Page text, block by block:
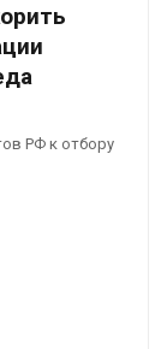
РФ к отбору